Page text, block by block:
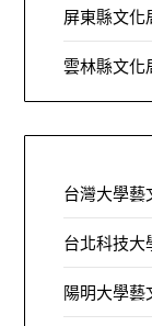
屏東縣文化
雲林縣文化
台灣大學藝
台北科技大
陽明大學藝